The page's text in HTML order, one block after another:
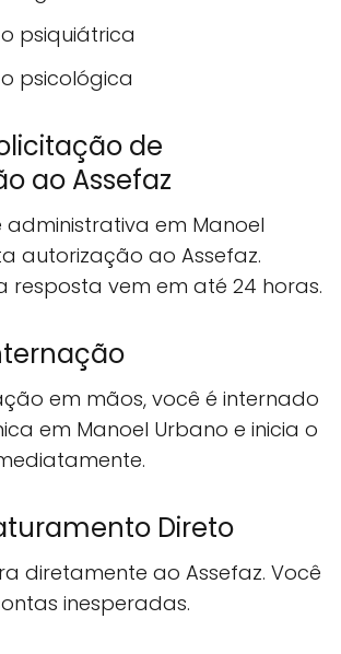
psiquiátrica
psicológica
de
ao Assefaz
administrativa em Manoel
autorização ao Assefaz.
resposta vem em até 24 horas.
em mãos, você é internado
em Manoel Urbano e inicia o
Direto
diretamente ao Assefaz. Você
inesperadas.